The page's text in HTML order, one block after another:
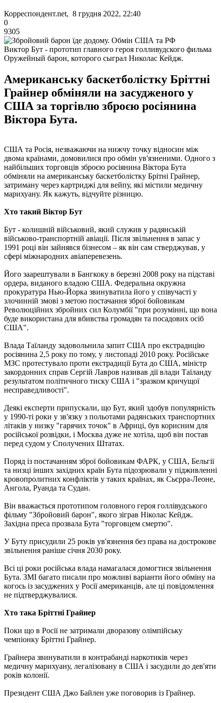
Корреспондент.net, 8 грудня 2022, 22:40
0
9305
Виктор Бут - прототип главного героя голливудского фильма
Оружейный барон, которого сыграл Николас Кейдж.
Американську баскетболістку Бріттні
Грайнер обміняли на засудженого у
США за торгівлю зброєю росіянина
Віктора Бута.
США та Росія, незважаючи на нижчу точку відносин між
двома країнами, домовилися про обмін ув'язненими. Одного з
найбільших торговців зброєю росіянина Віктора Бута
обміняли на американську баскетболістку Брітні Грайнер,
затриману через картриджі для вейпу, які містили медичну
марихуану. Як кажуть, відчуйте різницю.
Хто такий Віктор Бут
Бут - колишній військовий, який служив у радянській
військово-транспортній авіації. Після звільнення в запас у
1991 році він зайнявся бізнесом – як він сам стверджував, у
сфері міжнародних авіаперевезень.
Його заарештували в Бангкоку в березні 2008 року на підставі
ордера, виданого владою США. Федеральна окружна
прокуратура Нью-Йорка звинуватила його у співучасті у
злочинній змові з метою постачання зброї бойовикам
Революційних збройних сил Колумбії "при розумінні, що вона
буде використана для вбивства громадян та посадових осіб
США".
Влада Таїланду задовольнила запит США про екстрадицію
росіянина 2,5 року по тому, у листопаді 2010 року. Російське
МЗС протестувало проти екстрадиції Бута до США, міністр
закордонних справ Сергій Лавров називав дії влади Таїланду
результатом політичного тиску США і "зразком кричущої
несправедливості".
Деякі експерти припускали, що Бут, який здобув популярність
у 1990-ті роки у зв'язку з польотами радянських транспортних
літаків у низку "гарячих точок" в Африці, був корисним для
російської розвідки, і Москва дуже не хотіла, щоб він постав
перед судом у Сполучених Штатах.
Поряд із постачанням зброї бойовикам ФАРК, у США, Бельгії
та низці інших західних країн Бута підозрювали у підживленні
кровопролитних конфліктів у таких країнах, як Сьєрра-Леоне,
Ангола, Руанда та Судан.
Він вважається прототипом головного героя голлівудського
фільму "Збройовий барон", якого зіграв Ніколас Кейдж.
Західна преса прозвала Бута "торговцем смертю".
У Буту присудили 25 років ув'язнення без права на дострокове
звільнення раніше січня 2030 року.
Всі ці роки російська влада намагалася домогтися звільнення
Бута. ЗМІ багато писали про можливі варіанти його обміну на
когось із засуджених у Росії американців, але ці повідомлення
не підтверджувалися.
Хто така Бріттні Грайнер
Поки що в Росії не затримали дворазову олімпійську
чемпіонку Бріттні Грайнер.
Грайнера звинуватили в контрабанді наркотиків через
медичну марихуану, легалізовану в США і засудили до дев'яти
років колонії.
Президент США Джо Байлен уже поговорив із Грайнер.